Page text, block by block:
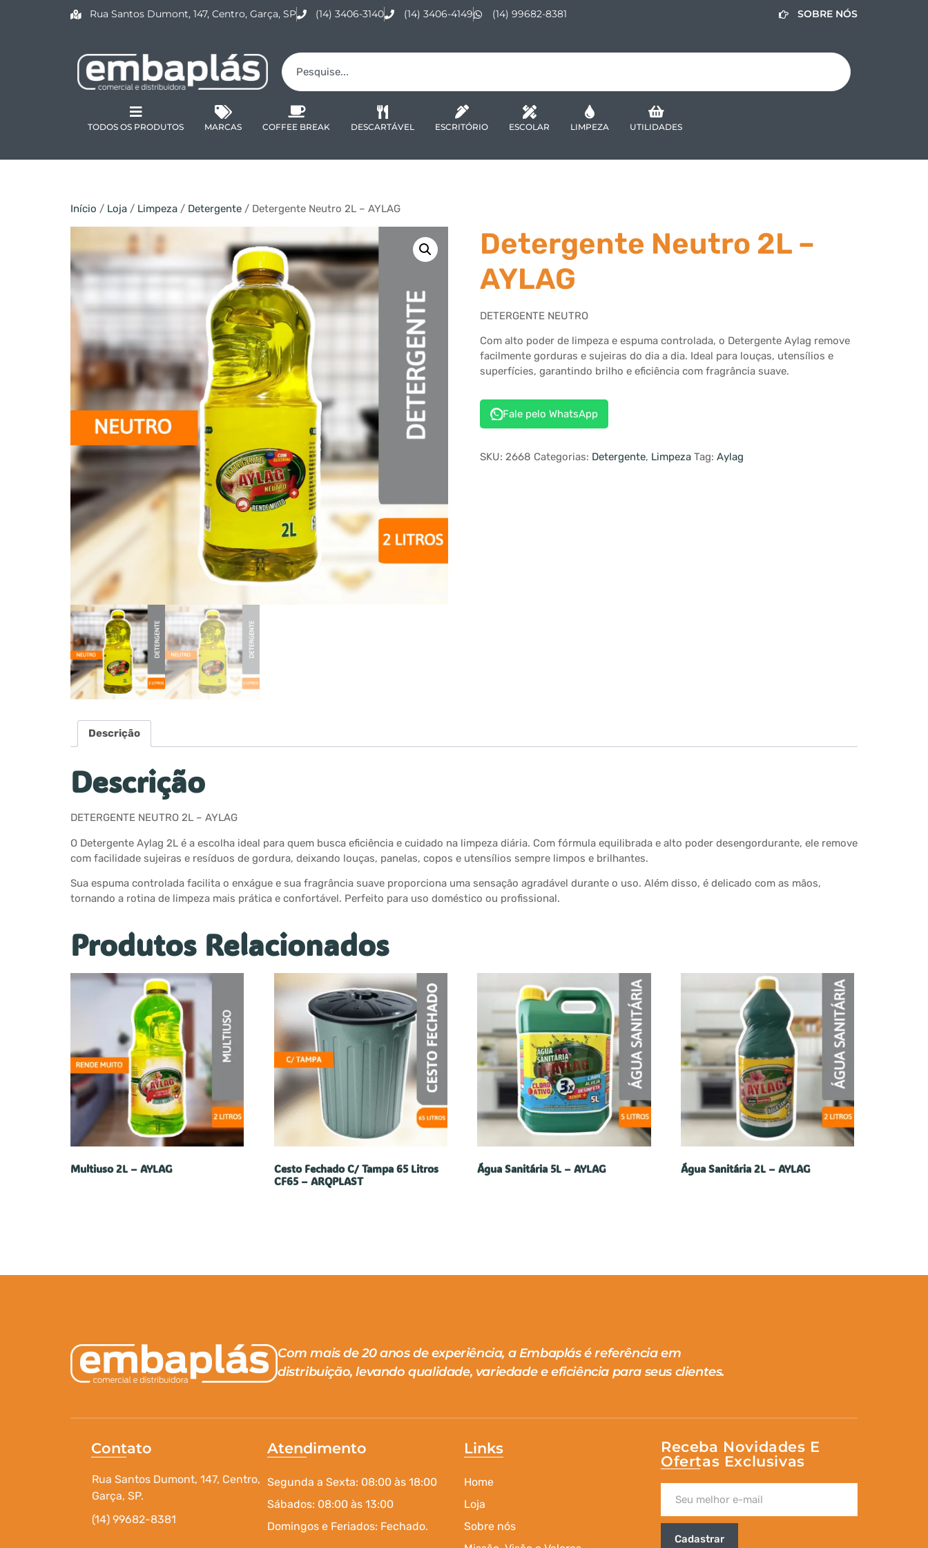
Rua Santos Dumont, 147, Centro, Garça, SP (14) 3406-3140 (14) 3406-4149 (14) 99682-8381 SOBRE NÓS
TODOS OS PRODUTOS MARCAS COFFEE BREAK DESCARTÁVEL ESCRITÓRIO ESCOLAR LIMPEZA UTILIDADES
Início / Loja / Limpeza / Detergente / Detergente Neutro 2L – AYLAG
Detergente Neutro 2L –
AYLAG
DETERGENTE NEUTRO
Com alto poder de limpeza e espuma controlada, o Detergente Aylag remove
facilmente gorduras e sujeiras do dia a dia. Ideal para louças, utensílios e
superfícies, garantindo brilho e eficiência com fragrância suave.
Fale pelo WhatsApp
SKU: 2668 Categorias: Detergente, Limpeza Tag: Aylag
Descrição
Descrição
DETERGENTE NEUTRO 2L – AYLAG
O Detergente Aylag 2L é a escolha ideal para quem busca eficiência e cuidado na limpeza diária. Com fórmula equilibrada e alto poder desengordurante, ele remove
com facilidade sujeiras e resíduos de gordura, deixando louças, panelas, copos e utensílios sempre limpos e brilhantes.
Sua espuma controlada facilita o enxágue e sua fragrância suave proporciona uma sensação agradável durante o uso. Além disso, é delicado com as mãos,
tornando a rotina de limpeza mais prática e confortável. Perfeito para uso doméstico ou profissional.
Produtos Relacionados
Multiuso 2L – AYLAG
Cesto Fechado C/ Tampa 65 Litros
CF65 – ARQPLAST
Água Sanitária 5L – AYLAG Água Sanitária 2L – AYLAG
Com mais de 20 anos de experiência, a Embaplás é referência em
distribuição, levando qualidade, variedade e eficiência para seus clientes.
Contato
Rua Santos Dumont, 147, Centro,
Garça, SP.
(14) 99682-8381
Atendimento
Segunda a Sexta: 08:00 às 18:00
Sábados: 08:00 às 13:00
Domingos e Feriados: Fechado.
Links
Home
Loja
Sobre nós
Receba Novidades E
Ofertas Exclusivas
Cadastrar